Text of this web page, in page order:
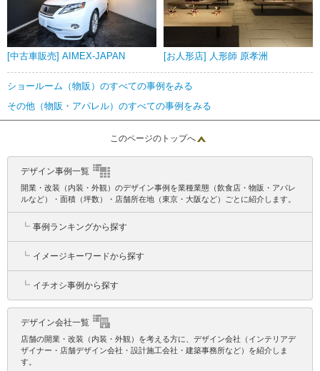
[中古車販売] AIMEX-JAPAN [お人形店] 人形師 原孝洲
ショールーム（物販）のすべての事例をみる
その他（物販・アパレル）のすべての事例をみる
このページのトップへ
デザイン事例一覧
開業・改装（内装・外観）のデザイン事例を業種業態（飲食店・物販・アパレ
ルなど）・面積（坪数）・店舗所在地（東京・大阪など）ごとに紹介します。
┗ 事例ランキングから探す
┗ イメージキーワードから探す
┗ イチオシ事例から探す
デザイン会社一覧
店舗の開業・改装（内装・外観）を考える方に、デザイン会社（インテリアデ
ザイナー・店舗デザイン会社・設計施工会社・建築事務所など）を紹介しま
す。